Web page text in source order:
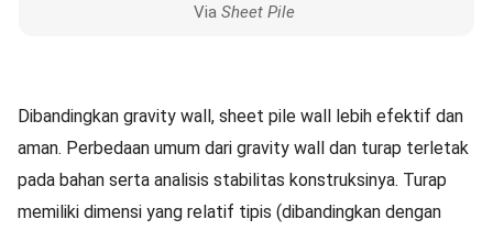
Via Sheet Pile
Dibandingkan gravity wall, sheet pile wall lebih efektif dan
aman. Perbedaan umum dari gravity wall dan turap terletak
pada bahan serta analisis stabilitas konstruksinya. Turap
memiliki dimensi yang relatif tipis (dibandingkan dengan